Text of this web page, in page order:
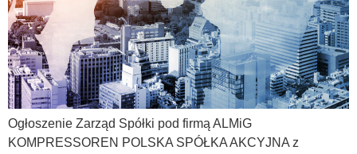
Ogłoszenie Zarząd Spółki pod firmą ALMiG
KOMPRESSOREN POLSKA SPÓŁKA AKCYJNA z